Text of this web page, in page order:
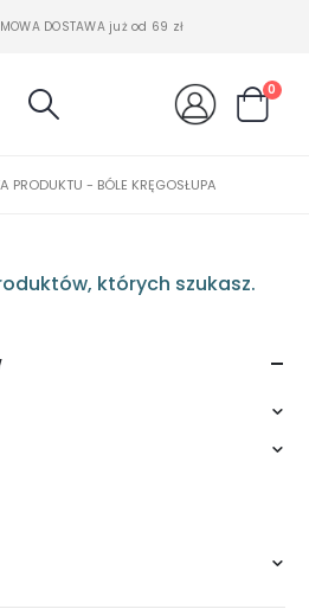
DOSTAWA już od 69 zł
0
PRODUKTU - BÓLE KRĘGOSŁUPA
których szukasz.